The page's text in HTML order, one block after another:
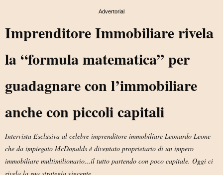
Advertorial
Imprenditore Immobiliare rivela
la “formula matematica” per
guadagnare con l’immobiliare
anche con piccoli capitali
Intervista Esclusiva al celebre imprenditore immobiliare Leonardo Leone
che da impiegato McDonalds è diventato proprietario di un impero
immobiliare multimilionario...il tutto partendo con poco capitale. Oggi ci